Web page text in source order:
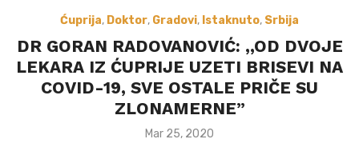
Ćuprija, Doktor, Gradovi, Istaknuto, Srbija
DR GORAN RADOVANOVIĆ: ,,OD DVOJE
LEKARA IZ ĆUPRIJE UZETI BRISEVI NA
COVID-19, SVE OSTALE PRIČE SU
ZLONAMERNE”
Posted
Mar 25, 2020